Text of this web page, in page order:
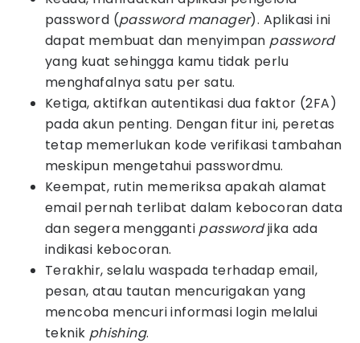
password (password manager). Aplikasi ini
dapat membuat dan menyimpan password
yang kuat sehingga kamu tidak perlu
menghafalnya satu per satu.
Ketiga, aktifkan autentikasi dua faktor (2FA)
pada akun penting. Dengan fitur ini, peretas
tetap memerlukan kode verifikasi tambahan
meskipun mengetahui passwordmu.
Keempat, rutin memeriksa apakah alamat
email pernah terlibat dalam kebocoran data
dan segera mengganti passwordjika ada
indikasi kebocoran.
Terakhir, selalu waspada terhadap email,
pesan, atau tautan mencurigakan yang
mencoba mencuri informasi login melalui
teknik phishing.